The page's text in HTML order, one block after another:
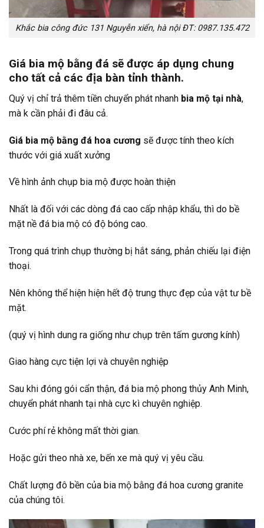
Khắc bia công đức 131 Nguyễn xiển, hà nội ĐT: 0987.135.472
Giá bia mộ bằng đá sẽ được áp dụng chung
cho tất cả các địa bàn tỉnh thành.
Quý vị chỉ trả thêm tiền chuyển phát nhanh bia mộ tại nhà,
mà k cần phải đi đâu cả.
Giá bia mộ bằng đá hoa cương sẽ được tính theo kích
thước với giá xuất xưởng
Về hình ảnh chụp bia mộ được hoàn thiện
Nhất là đối với các dòng đá cao cấp nhập khẩu, thì do bề
mặt nề đá bia mộ có độ bóng cao.
Trong quá trình chụp thường bị hắt sáng, phản chiếu lại điện
thoại.
Nên không thể hiện hiện hết độ trung thực đẹp của vật tư bề
mặt.
(quý vị hình dung ra giống như chụp trên tấm gương kính)
Giao hàng cực tiện lợi và chuyên nghiệp
Sau khi đóng gói cẩn thận, đá bia mộ phong thủy Anh Minh,
chuyển phát nhanh tại nhà cực kì chuyên nghiệp.
Cước phí rẻ không mất thời gian.
Hoặc gửi theo nhà xe, bến xe mà quý vị yêu cầu.
Chất lượng đô bền của bia mộ bằng đá hoa cương granite
của chúng tôi.